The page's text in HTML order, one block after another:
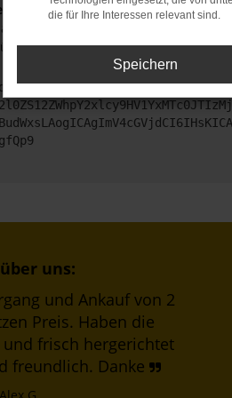
Schritte versucht hast,
uns:
und Ankauf von 2
Preis. Haben die
und frisch hergerichtet
freundlich. Danke
die für Ihre Interessen relevant sind.
Speichern